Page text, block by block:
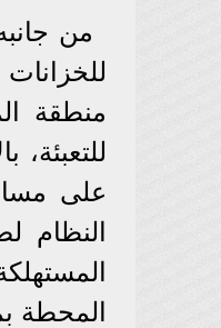
من
منطقة
النظام
المحطة